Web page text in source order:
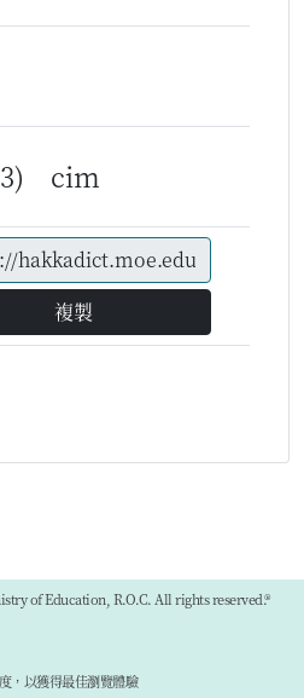
cim
複製
of Education, R.O.C. All rights reserved.®
，以獲得最佳瀏覽體驗